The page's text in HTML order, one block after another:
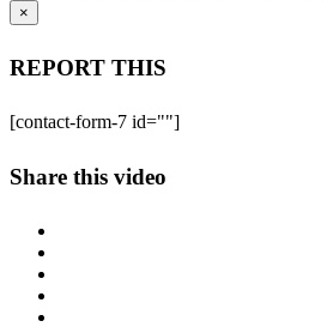
×
REPORT THIS
[contact-form-7 id=""]
Share this video